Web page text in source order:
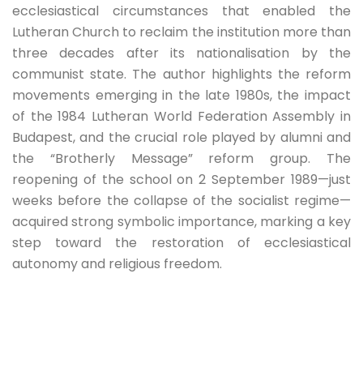
ecclesiastical circumstances that enabled the
Lutheran Church to reclaim the institution more than
three decades after its nationalisation by the
communist state. The author highlights the reform
movements emerging in the late 1980s, the impact
of the 1984 Lutheran World Federation Assembly in
Budapest, and the crucial role played by alumni and
the “Brotherly Message” reform group. The
reopening of the school on 2 September 1989—just
weeks before the collapse of the socialist regime—
acquired strong symbolic importance, marking a key
step toward the restoration of ecclesiastical
autonomy and religious freedom.